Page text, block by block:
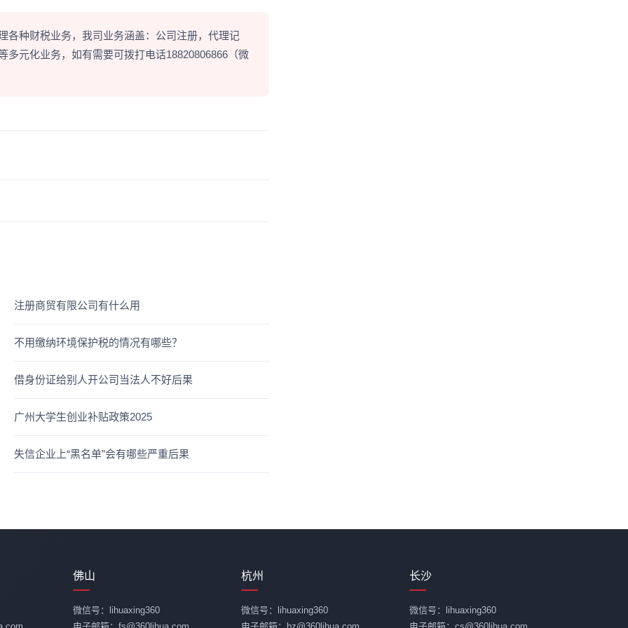
各种财税业务，我司业务涵盖：公司注册，代理记
元化业务，如有需要可拨打电话18820806866（微
注册商贸有限公司有什么用
不用缴纳环境保护税的情况有哪些？
借身份证给别人开公司当法人不好后果
广州大学生创业补贴政策2025
失信企业上“黑名单”会有哪些严重后果
佛山
微信号：lihuaxing360
杭州
微信号：lihuaxing360
长沙
微信号：lihuaxing360